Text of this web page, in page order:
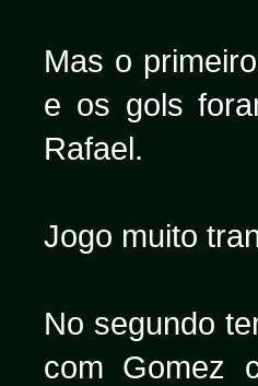
Mas o
e os gols
Rafael.
Jogo muito
No segundo
com Gomez